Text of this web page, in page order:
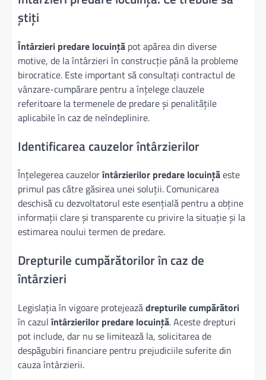
știți
Întârzieri predare locuință pot apărea din diverse
motive, de la întârzieri în construcție până la probleme
birocratice. Este important să consultați contractul de
vânzare-cumpărare pentru a înțelege clauzele
referitoare la termenele de predare și penalitățile
aplicabile în caz de neîndeplinire.
Identificarea cauzelor întârzierilor
Înțelegerea cauzelorîntârzierilor predare locuințăeste
primul pas către găsirea unei soluții. Comunicarea
deschisă cu dezvoltatorul este esențială pentru a obține
informații clare și transparente cu privire la situație și la
estimarea noului termen de predare.
Drepturile cumpărătorilor în caz de
întârzieri
Legislația în vigoare protejeazădrepturile cumpărători
în cazulîntârzierilor predare locuință. Aceste drepturi
pot include, dar nu se limitează la, solicitarea de
despăgubiri financiare pentru prejudiciile suferite din
cauza întârzierii.